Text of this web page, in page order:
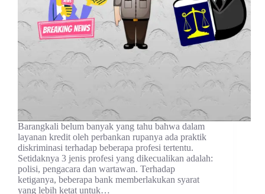
Barangkali belum banyak yang tahu bahwa dalam
layanan kredit oleh perbankan rupanya ada praktik
diskriminasi terhadap beberapa profesi tertentu.
Setidaknya 3 jenis profesi yang dikecualikan adalah:
polisi, pengacara dan wartawan. Terhadap
ketiganya, beberapa bank memberlakukan syarat
yang lebih ketat untuk…